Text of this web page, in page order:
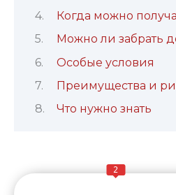
Когда можно
Можно ли забрать
Особые условия
Преимущества и
Что нужно знать
2